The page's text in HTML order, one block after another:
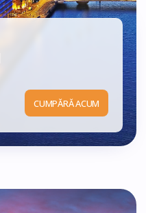
CUMPĂRĂ ACUM